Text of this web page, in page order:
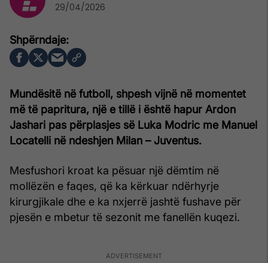
Mundësitë në futboll, shpesh vijnë në momentet
më të papritura, një e tillë i është hapur Ardon
Jashari pas përplasjes së Luka Modric me Manuel
Locatelli në ndeshjen Milan – Juventus.
Mesfushori kroat ka pësuar një dëmtim në
mollëzën e faqes, që ka kërkuar ndërhyrje
kirurgjikale dhe e ka nxjerrë jashtë fushave për
pjesën e mbetur të sezonit me fanellën kuqezi.
29/04/2026